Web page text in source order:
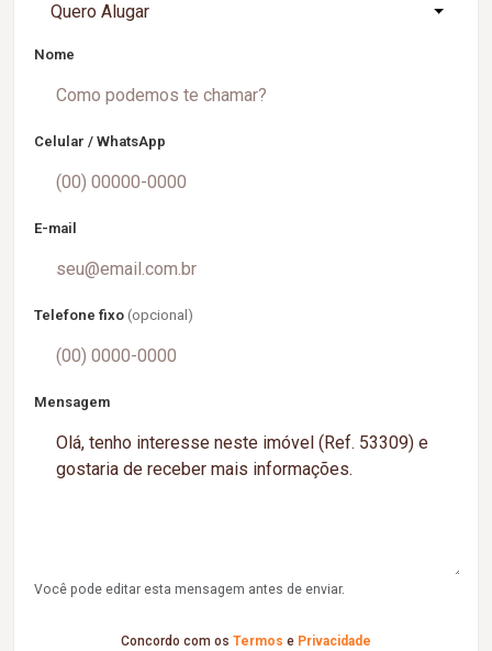
Quero Alugar
Nome
Celular / WhatsApp
E-mail
Telefone fixo (opcional)
Mensagem
Você pode editar esta mensagem antes de enviar.
Concordo com os Termos e Privacidade